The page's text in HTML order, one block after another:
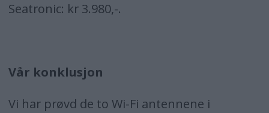
Seatronic: kr 3.980,-.
Vår konklusjon
Vi har prøvd de to Wi-Fi antennene i